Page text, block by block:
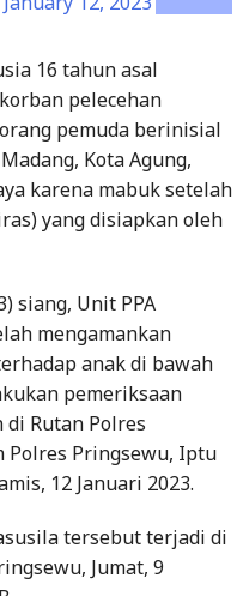
pelecehan
pemuda berinisial
Kota Agung,
karena mabuk setelah
yang disiapkan oleh
siang, Unit PPA
mengamankan
anak di bawah
pemeriksaan
Rutan Polres
Pringsewu, Iptu
12 Januari 2023.
tersebut terjadi di
Jumat, 9